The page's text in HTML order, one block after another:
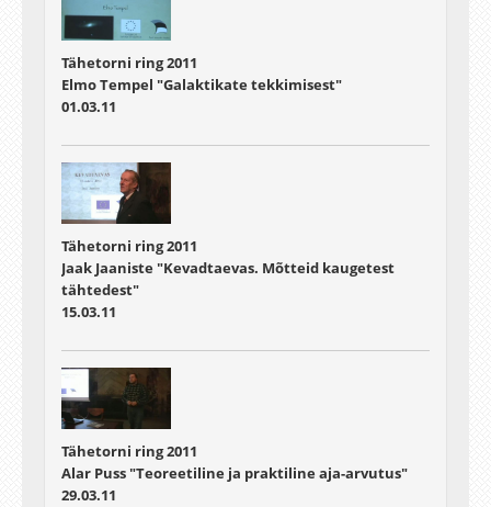
Tähetorni ring 2011
Elmo Tempel "Galaktikate tekkimisest"
01.03.11
Tähetorni ring 2011
Jaak Jaaniste "Kevadtaevas. Mõtteid kaugetest
tähtedest"
15.03.11
Tähetorni ring 2011
Alar Puss "Teoreetiline ja praktiline aja-arvutus"
29.03.11